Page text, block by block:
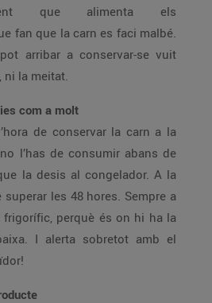
que alimenta els
fan que la carn es faci malbé.
arribar a conservar-se vuit
ni la meitat.
com a molt
de conservar la carn a la
l’has de consumir abans de
la desis al congelador. A la
les 48 hores. Sempre a
perquè és on hi ha la
I alerta sobretot amb el